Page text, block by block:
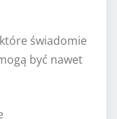
świadomie
być nawet